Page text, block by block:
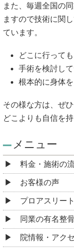
また、毎週全国の
ますので技術に関
ています。
どこに行って
手術を検討し
根本的に身体
その様な方は、ぜ
どこよりも自信を
メニュー
料金・施術の
お客様の声
プロアスリー
同業の有名整
院情報・アク